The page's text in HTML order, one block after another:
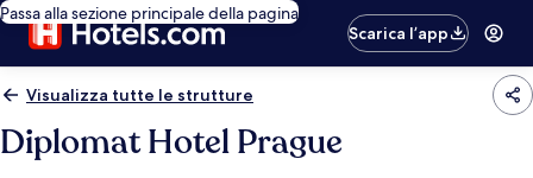
Passa alla sezione principale della pagina
Scarica l’app
Visualizza tutte le strutture
Diplomat Hotel Prague